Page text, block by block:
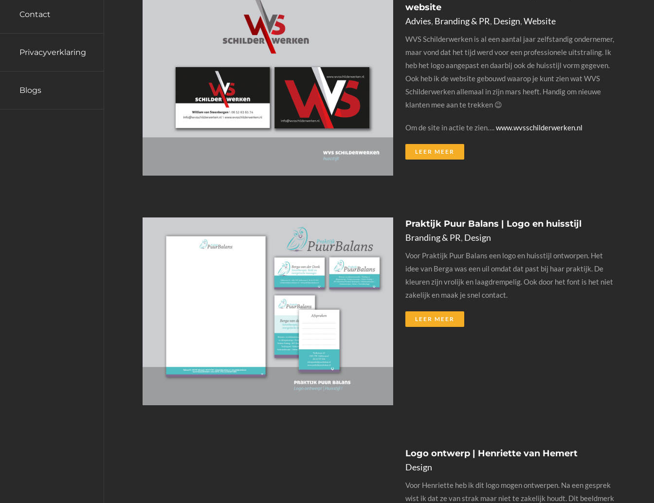
Contact
Privacyverklaring
Blogs
website
Advies, Branding & PR, Design,Website
WVS Schilderwerken is al een aantal jaar zelfstandig ondernemer,
maar vond dat het tijd werd voor een professionele uitstraling. Ik
heb het logo aangepast en daarbij ook de huisstijl vorm gegeven.
Ook heb ik de website gebouwd waarop je kunt zien wat WVS
Schilderwerken allemaal in zijn mars heeft. Handig om nieuwe
klanten mee aan te trekken 😉
Om de site in actie te zien….www.wvsschilderwerken.nl
LEER MEER
Praktijk Puur Balans | Logo en huisstijl
Branding & PR, Design
Voor Praktijk Puur Balans een logo en huisstijl ontworpen. Het
idee van Berga was een uil omdat dat past bij haar praktijk. De
kleuren zijn vrolijk en laagdrempelig. Ook door het font is het niet
zakelijk en maak je snel contact.
LEER MEER
Logo ontwerp | Henriette van Hemert
Design
Voor Henriette heb ik dit logo mogen ontwerpen. Na een gesprek
wist ik dat ze van strak maar niet te zakelijk houdt. Dit beeldmerk